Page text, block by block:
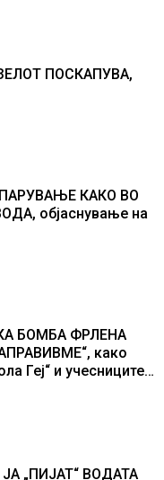
ПОСКАПУВА,
КАКО ВО
објаснување на
БОМБА ФРЛЕНА
како
Геј“ и учесниците
„ПИЈАТ“ ВОДАТА